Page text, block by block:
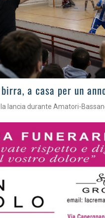
a casa per un
lancia durante Amatori-